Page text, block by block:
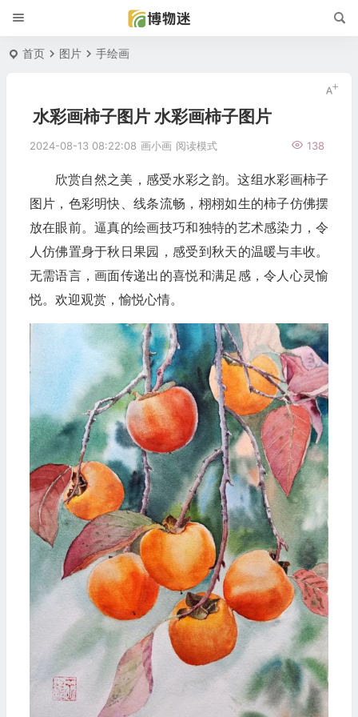
首页 图片 手绘画
水彩画柿子图片 水彩画柿子图片
2024-08-13 08:22:08 画小画 138
阅读模式
欣赏自然之美，感受水彩之韵。这组水彩画柿子
图片，色彩明快、线条流畅，栩栩如生的柿子仿佛摆
放在眼前。逼真的绘画技巧和独特的艺术感染力，令
人仿佛置身于秋日果园，感受到秋天的温暖与丰收。
无需语言，画面传递出的喜悦和满足感，令人心灵愉
悦。欢迎观赏，愉悦心情。